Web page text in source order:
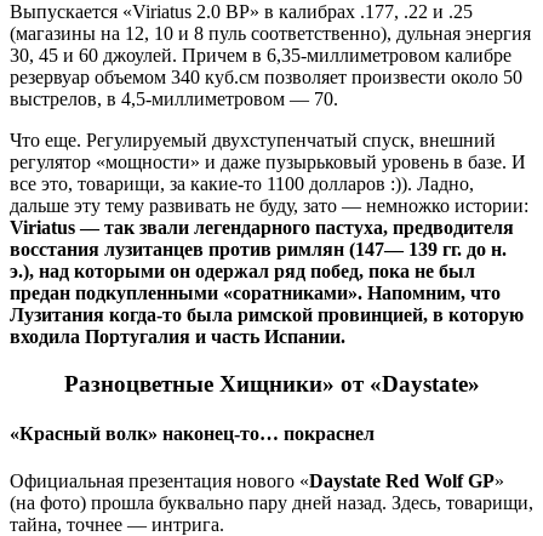
Выпускается «Viriatus 2.0 BP» в калибрах .177, .22 и .25
(магазины на 12, 10 и 8 пуль соответственно), дульная энергия
30, 45 и 60 джоулей. Причем в 6,35-миллиметровом калибре
резервуар объемом 340 куб.см позволяет произвести около 50
выстрелов, в 4,5-миллиметровом — 70.
Что еще. Регулируемый двухступенчатый спуск, внешний
регулятор «мощности» и даже пузырьковый уровень в базе. И
все это, товарищи, за какие-то 1100 долларов :)). Ладно,
дальше эту тему развивать не буду, зато — немножко истории:
Viriatus — так звали легендарного пастуха, предводителя
восстания лузитанцев против римлян (147— 139 гг. до н.
э.), над которыми он одержал ряд побед, пока не был
предан подкупленными «соратниками». Напомним, что
Лузитания когда-то была римской провинцией, в которую
входила Португалия и часть Испании.
Разноцветные Хищники» от «Daystate»
«Красный волк» наконец-то… покраснел
Официальная презентация нового «Daystate Red Wolf GP»
(на фото) прошла буквально пару дней назад. Здесь, товарищи,
тайна, точнее — интрига.